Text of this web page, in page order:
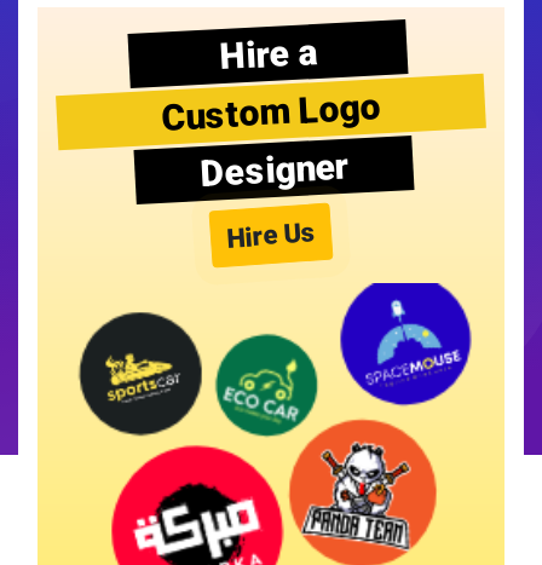
Hire a
Custom Logo
Designer
Hire Us